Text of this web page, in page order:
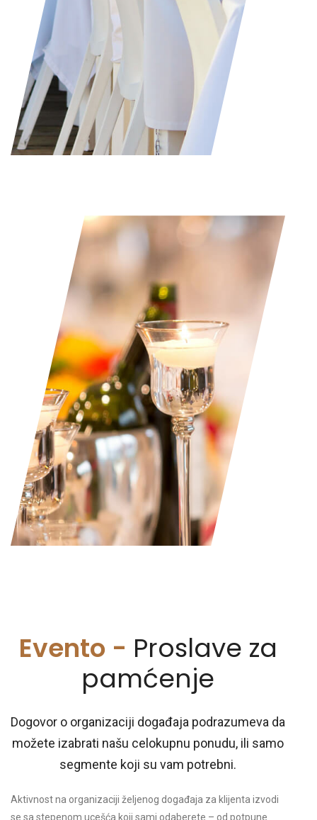
Proslava prvog rođendana, proslava punoletstva ili proslava 100.
rođendana. Mi ćemo vaš, ili specijalan dan vama dragoj osobi,
učiniti nezaboravim.
Proslava krštenja
Proslava rođenja deteta
Uloga roditelja je veliki zadatak, ali i razlog za slavlje! Podelite
radost sa svojim bližnjima u velikom stilu.
Evento - Proslave za
pamćenje
Dogovor o organizaciji događaja podrazumeva da
možete izabrati našu celokupnu ponudu, ili samo
segmente koji su vam potrebni.
Aktivnost na organizaciji željenog događaja za klijenta izvodi
se sa stepenom ucešća koji sami odaberete – od potpune